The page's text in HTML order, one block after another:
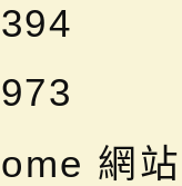
網